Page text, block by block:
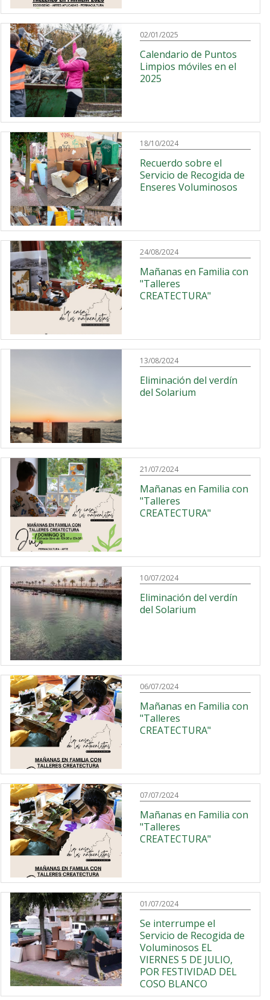
02/01/2025
Calendario de Puntos
Limpios móviles en el
2025
18/10/2024
Recuerdo sobre el
Servicio de Recogida de
Enseres Voluminosos
24/08/2024
Mañanas en Familia con
"Talleres
CREATECTURA"
13/08/2024
Eliminación del verdín
del Solarium
21/07/2024
Mañanas en Familia con
"Talleres
CREATECTURA"
10/07/2024
Eliminación del verdín
del Solarium
06/07/2024
Mañanas en Familia con
"Talleres
CREATECTURA"
07/07/2024
Mañanas en Familia con
"Talleres
CREATECTURA"
01/07/2024
Se interrumpe el
Servicio de Recogida de
Voluminosos EL
VIERNES 5 DE JULIO,
POR FESTIVIDAD DEL
COSO BLANCO